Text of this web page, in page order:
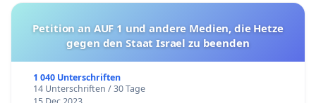
Petition an AUF 1 und andere Medien, die Hetze
gegen den Staat Israel zu beenden
1 040 Unterschriften
14 Unterschriften / 30 Tage